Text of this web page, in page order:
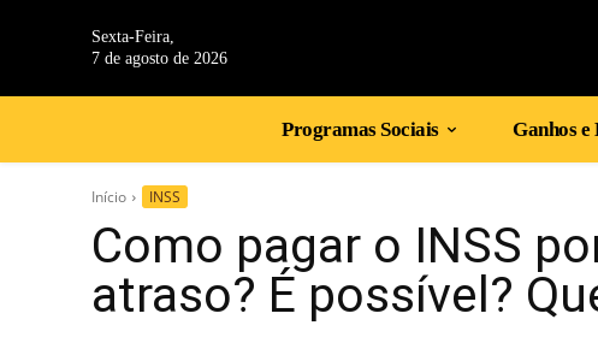
Sexta-Feira,
7 de agosto de 2026
Programas Sociais Ganhos
Início INSS
Como pagar o INSS
atraso? É possível?